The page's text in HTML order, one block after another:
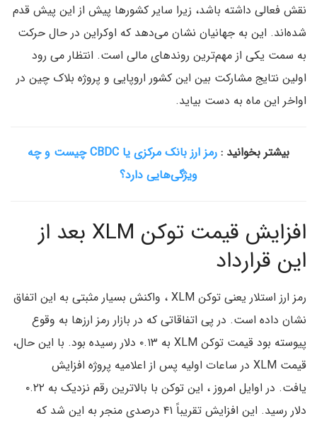
نقش فعالی داشته باشد، زیرا سایر کشورها پیش از این پیش قدم
شده‌اند. این به جهانیان نشان می‌دهد که اوکراین در حال حرکت
به سمت یکی از مهم‌ترین روندهای مالی است. انتظار می رود
اولین نتایج مشارکت بین این کشور اروپایی و پروژه بلاک چین در
اواخر این ماه به دست بیاید.
بیشتر بخوانید :
رمز ارز بانک مرکزی یا CBDC چیست و چه
ویژگی‌هایی دارد؟
افزایش قیمت توکن XLM بعد از
این قرارداد
رمز ارز استلار یعنی توکن XLM ، واکنش بسیار مثبتی به این اتفاق
نشان داده است. در پی اتفاقاتی که در بازار رمز ارزها به وقوع
پیوسته بود قیمت توکن XLM‌ به ۰.۱۳ دلار رسیده بود. با این حال،
قیمت XLM در ساعات اولیه پس از اعلامیه پروژه افزایش
یافت. در اوایل امروز ، این توکن با بالاترین رقم نزدیک به ۰.۲۲
دلار رسید. این افزایش تقریباً ۴۱ درصدی منجر به این شد که